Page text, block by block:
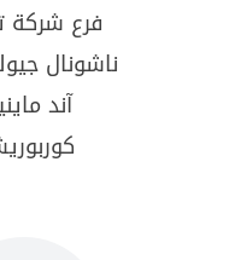
فرع شركة
ناشونال
آند